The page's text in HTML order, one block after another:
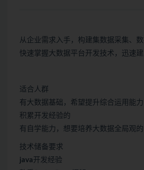
从企业需求入手，构建集数据采集、
快速掌握大数据平台开发技术，迅速
适合人群
有大数据基础，希望提升综合运用能力
积累开发经验的
有自学能力，想要培养大数据全局观的
技术储备要求
java开发经验